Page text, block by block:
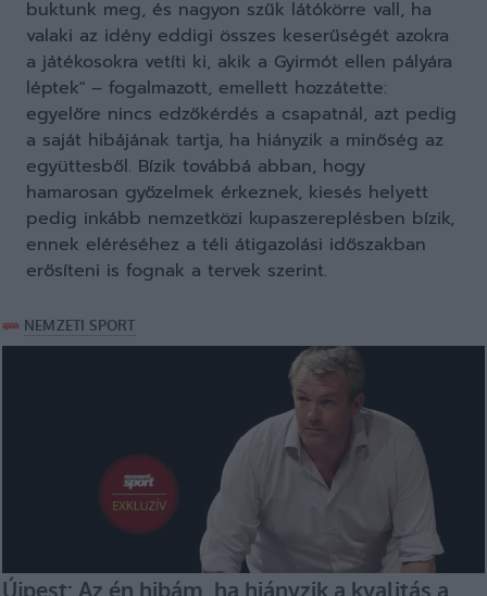
buktunk meg, és nagyon szűk látókörre vall, ha
valaki az idény eddigi összes keserűségét azokra
a játékosokra vetíti ki, akik a Gyirmót ellen pályára
léptek" – fogalmazott, emellett hozzátette:
egyelőre nincs edzőkérdés a csapatnál, azt pedig
a saját hibájának tartja, ha hiányzik a minőség az
együttesből. Bízik továbbá abban, hogy
hamarosan győzelmek érkeznek, kiesés helyett
pedig inkább nemzetközi kupaszereplésben bízik,
ennek eléréséhez a téli átigazolási időszakban
erősíteni is fognak a tervek szerint.